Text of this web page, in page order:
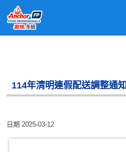
114年清明連假配送調整通知
日期2025-03-12